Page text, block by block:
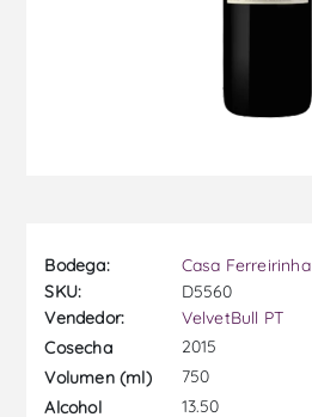
Bodega:
Casa Ferreirinha
SKU:
D5560
Vendedor:
VelvetBull PT
Cosecha
2015
Volumen (ml)
750
Alcohol
13.50